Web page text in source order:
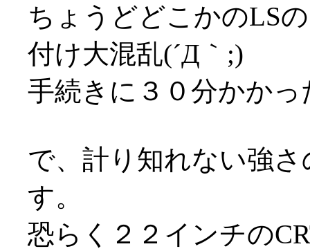
ちょうどどこかのLS
付け大混乱(´Д｀;)
手続きに３０分かか
で、計り知れない強
す。
恐らく２２インチの